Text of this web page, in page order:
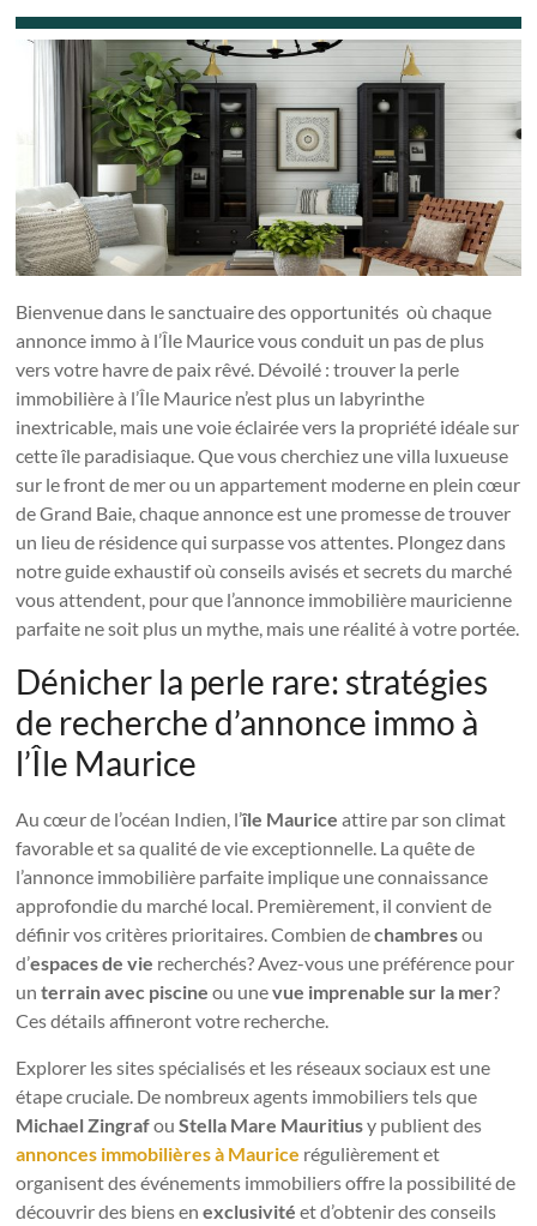
Bienvenue dans le sanctuaire des opportunités où chaque
annonce immo à l’Île Maurice vous conduit un pas de plus
vers votre havre de paix rêvé. Dévoilé : trouver la perle
immobilière à l’Île Maurice n’est plus un labyrinthe
inextricable, mais une voie éclairée vers la propriété idéale sur
cette île paradisiaque. Que vous cherchiez une villa luxueuse
sur le front de mer ou un appartement moderne en plein cœur
de Grand Baie, chaque annonce est une promesse de trouver
un lieu de résidence qui surpasse vos attentes. Plongez dans
notre guide exhaustif où conseils avisés et secrets du marché
vous attendent, pour que l’annonce immobilière mauricienne
parfaite ne soit plus un mythe, mais une réalité à votre portée.
Dénicher la perle rare: stratégies
de recherche d’annonce immo à
l’Île Maurice
Au cœur de l’océan Indien, l’île Maurice attire par son climat
favorable et sa qualité de vie exceptionnelle. La quête de
l’annonce immobilière parfaite implique une connaissance
approfondie du marché local. Premièrement, il convient de
définir vos critères prioritaires. Combien dechambresou
d’espaces de vie recherchés? Avez-vous une préférence pour
unterrain avec piscine ou unevue imprenable sur la mer?
Ces détails affineront votre recherche.
Explorer les sites spécialisés et les réseaux sociaux est une
étape cruciale. De nombreux agents immobiliers tels que
Michael ZingrafouStella Mare Mauritiusy publient des
annonces immobilières à Maurice régulièrement et
organisent des événements immobiliers offre la possibilité de
découvrir des biens enexclusivité et d’obtenir des conseils